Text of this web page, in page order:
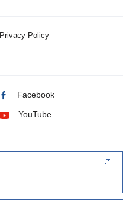
Privacy Policy
Facebook
YouTube